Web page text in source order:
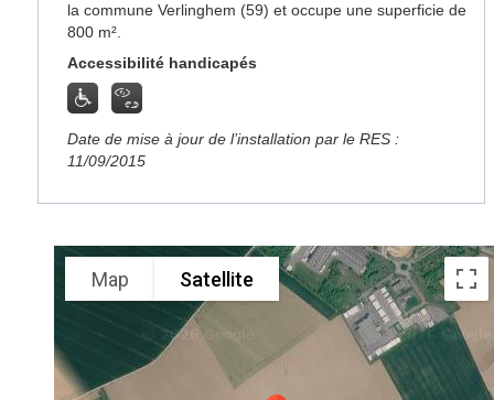
la commune Verlinghem (59) et occupe une superficie de
800 m².
Accessibilité handicapés
Date de mise à jour de l’installation par le RES :
11/09/2015
Map Satellite